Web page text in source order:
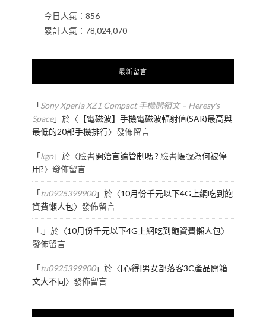
今日人氣： 856
累計人氣： 78,024,070
最新留言
「Sony Xperia XZ1 Compact 手機開箱文 – Heresy's
Space」於〈 【電磁波】手機電磁波輻射值(SAR)最高與
最低的20部手機排行〉發佈留言
「kgo」於〈臉書開始言論管制嗎 ? 臉書帳號為何被停
用?〉發佈留言
「tu0925399900」於〈10月份千元以下4G上網吃到飽
資費懶人包〉發佈留言
「.」於〈10月份千元以下4G上網吃到飽資費懶人包〉
發佈留言
「tu0925399900」於〈[心得]男女部落客3C產品開箱
文大不同〉發佈留言